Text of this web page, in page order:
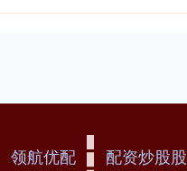
领航优配
配资炒股股